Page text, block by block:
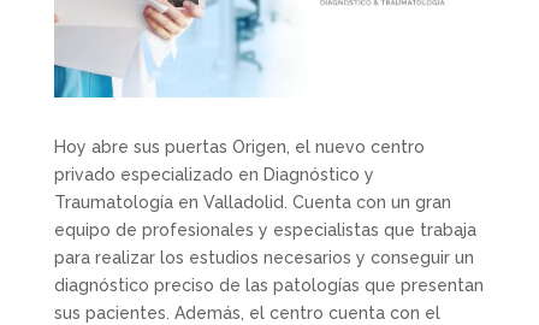
Hoy abre sus puertas Origen, el nuevo centro
privado especializado en Diagnóstico y
Traumatología en Valladolid. Cuenta con un gran
equipo de profesionales y especialistas que trabaja
para realizar los estudios necesarios y conseguir un
diagnóstico preciso de las patologías que presentan
sus pacientes. Además, el centro cuenta con el